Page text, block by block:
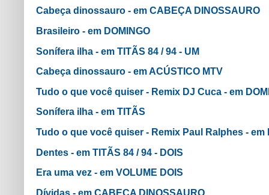
Cabeça dinossauro - em CABEÇA DINOSSAURO
Brasileiro - em DOMINGO
Sonífera ilha - em TITÃS 84 / 94 - UM
Cabeça dinossauro - em ACÚSTICO MTV
Tudo o que você quiser - Remix DJ Cuca - em
Sonífera ilha - em TITÃS
Tudo o que você quiser - Remix Paul Ralphes - em
Dentes - em TITÃS 84 / 94 - DOIS
Era uma vez - em VOLUME DOIS
Dívidas - em CABEÇA DINOSSAURO